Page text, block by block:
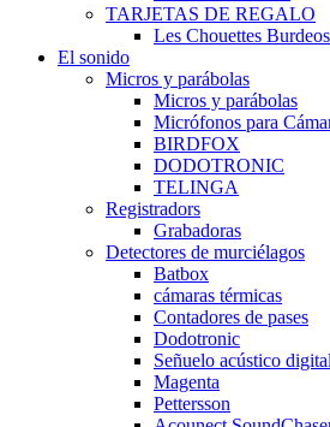
TARJETAS DE REGALO
Les Chouettes
El sonido
Micros y parábolas
Micros y parábolas
Micrófonos para
BIRDFOX
DODOTRONIC
TELINGA
Registradors
Grabadoras
Detectores de murciélagos
Batbox
cámaras térmicas
Contadores de pases
Dodotronic
Señuelo acústico digital
Magenta
Pettersson